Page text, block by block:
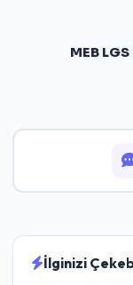
MEB
İlginizi